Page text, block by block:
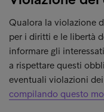
Qualora la violazione
per i diritti e le libertà
informare gli
a rispettare questi
eventuali violazioni
compilando questo